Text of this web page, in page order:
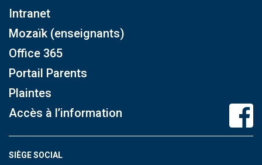
Intranet
Mozaïk (enseignants)
Office 365
Portail Parents
Plaintes
Accès à l’information
SIÈGE SOCIAL